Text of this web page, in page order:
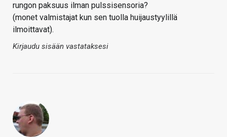
rungon paksuus ilman pulssisensoria?
(monet valmistajat kun sen tuolla huijaustyylillä
ilmoittavat).
Kirjaudu sisään vastataksesi